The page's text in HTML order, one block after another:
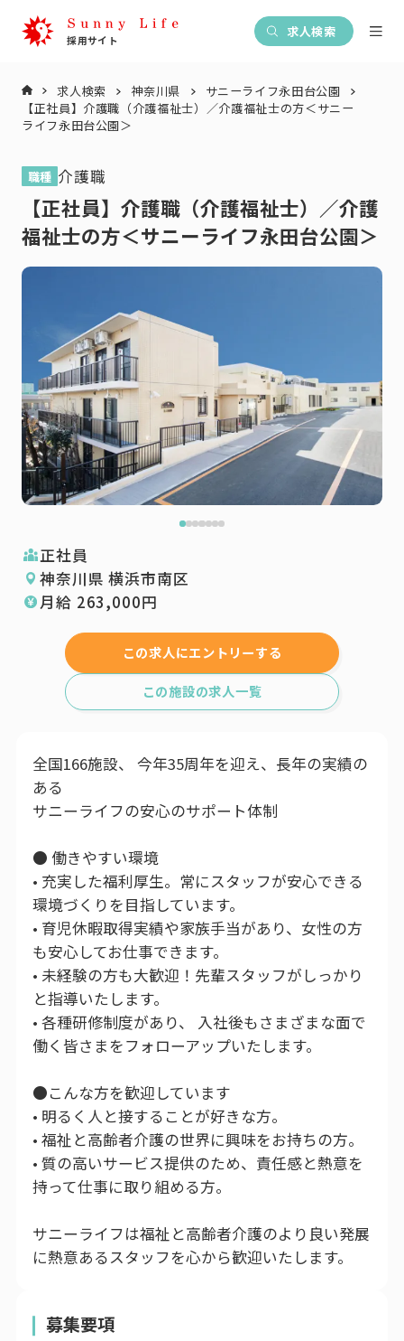
求人検索
求人検索 神奈川県
サニーライフ永田台公園
【正社員】介護職（介護福祉士）／介護福祉士の方＜サニー
ライフ永田台公園＞
職種 介護職
【正社員】介護職（介護福祉士）／介護
福祉士の方＜サニーライフ永田台公園＞
正社員
神奈川県 横浜市南区
月給 263,000円
この求人にエントリーする
この施設の求人一覧
全国166施設、 今年35周年を迎え、長年の実績の
ある
サニーライフの安心のサポート体制
● 働きやすい環境
• 充実した福利厚生。常にスタッフが安心できる
環境づくりを目指しています。
• 育児休暇取得実績や家族手当があり、女性の方
も安心してお仕事できます。
• 未経験の方も大歓迎！先輩スタッフがしっかり
と指導いたします。
• 各種研修制度があり、 入社後もさまざまな面で
働く皆さまをフォローアップいたします。
●こんな方を歓迎しています
• 明るく人と接することが好きな方。
• 福祉と高齢者介護の世界に興味をお持ちの方。
• 質の高いサービス提供のため、責任感と熱意を
持って仕事に取り組める方。
サニーライフは福祉と高齢者介護のより良い発展
に熱意あるスタッフを心から歓迎いたします。
募集要項